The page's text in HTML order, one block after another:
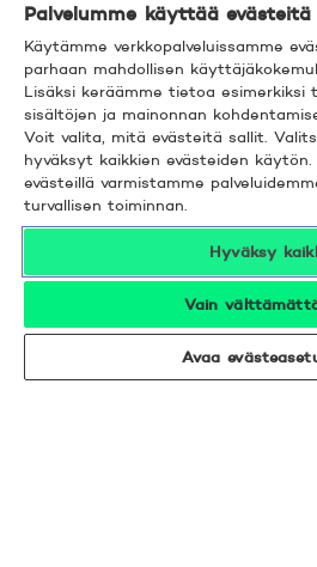
Ota yhteyttä
Tietosuoja
Evästeet
Verkkosivun käyttöehdot
Turvallinen asiointi
Saavutettavuus
Palvelumme käyttää evästeitä
Käytämme verkkopalveluissamme
parhaan mahdollisen
Lisäksi keräämme tietoa esimerkiksi
sisältöjen ja mainonnan
Voit valita, mitä evästeitä sallit.
hyväksyt kaikkien evästeiden
evästeillä varmistamme
turvallisen toiminnan.
Hyväksy
Vain
Avaa